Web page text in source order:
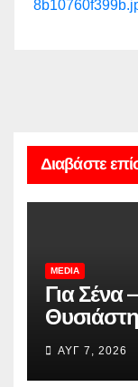
Διαβάστε
MEDIA
Για Σένα
του Μιχάλη
ΑΥΓ 7, 2026